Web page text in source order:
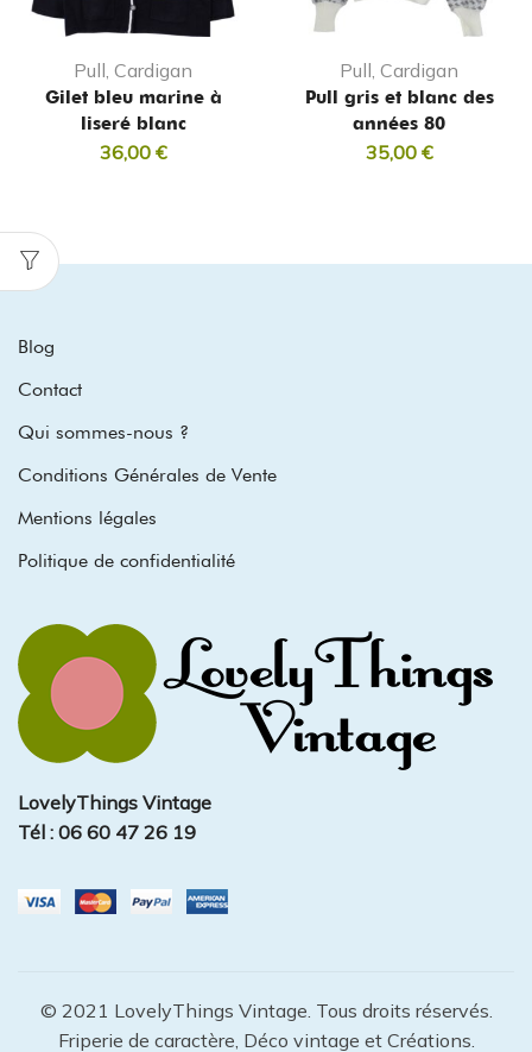
Pull, Cardigan
Gilet bleu marine à
liseré blanc
36,00 €
Pull, Cardigan
Pull gris et blanc des
années 80
35,00 €
Blog
Contact
Qui sommes-nous ?
Conditions Générales de Vente
Mentions légales
Politique de confidentialité
LovelyThings Vintage
Tél : 06 60 47 26 19
© 2021 LovelyThings Vintage. Tous droits réservés.
Friperie de caractère, Déco vintage et Créations.